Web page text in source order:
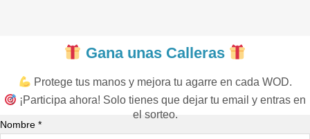
Gana unas Calleras
Protege tus manos y mejora tu agarre en cada WOD.
¡Participa ahora! Solo tienes que dejar tu email y entras en
el sorteo.
Nombre *